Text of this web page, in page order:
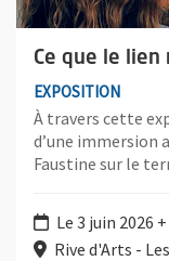
Ce que le lien
EXPOSITION
À travers cette
d’une immersion
Faustine sur le
Le 3 juin 2026
Rive d'Arts -